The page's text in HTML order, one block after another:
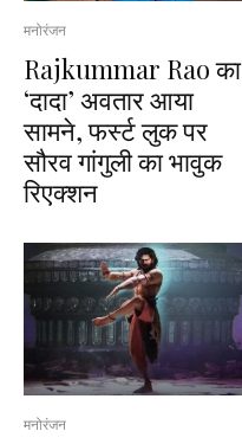
मनोरंजन
Rajkummar Rao का
‘दादा’ अवतार आया
सामने, फर्स्ट लुक पर
सौरव गांगुली का भावुक
रिएक्शन
मनोरंजन